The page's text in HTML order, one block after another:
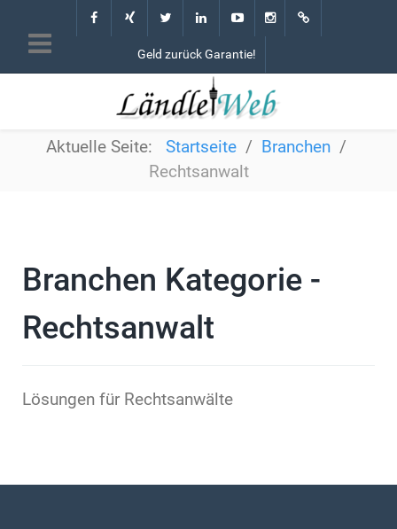
Geld zurück Garantie!
Aktuelle Seite: Startseite
Branchen
Rechtsanwalt
Branchen Kategorie -
Rechtsanwalt
Lösungen für Rechtsanwälte